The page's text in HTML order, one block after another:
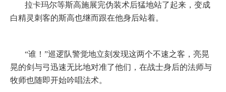
拉卡玛尔等斯高施展完伪装术后猛地站了起来，变成
白精灵刺客的斯高也继而跟在他身后站着。
“谁！”巡逻队警觉地立刻发现这两个不速之客，亮晃
晃的剑与弓迅速无比地对准了他们，在战士身后的法师与
牧师也随即开始吟唱法术。